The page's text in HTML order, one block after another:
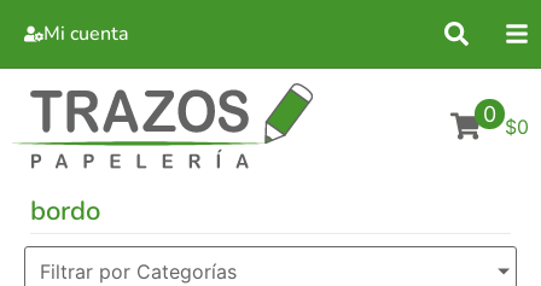
Mi cuenta
0 $0
bordo
Filtrar por Categorías